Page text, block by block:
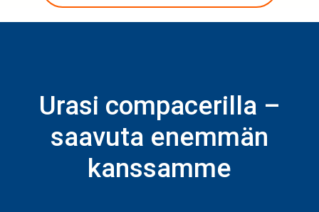
Urasi compacerilla –
saavuta enemmän
kanssamme